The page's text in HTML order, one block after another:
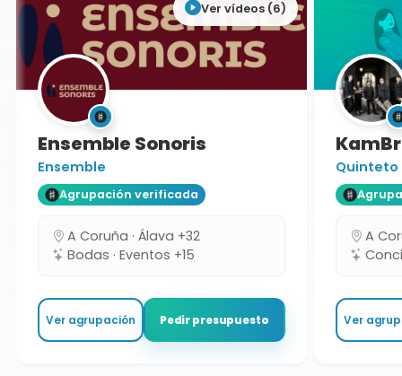
Ver vídeos (6)
Ensemble Sonoris
Ensemble
Agrupación verificada
A Coruña · Álava +32
Bodas · Eventos +15
Ver agrupación Pedir presupuesto
Quinteto
A
Ver